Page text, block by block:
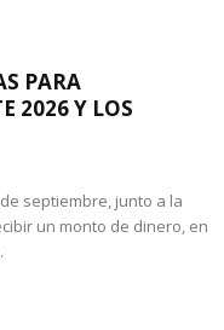
PARA
2026 Y LOS
septiembre, junto a la
un monto de dinero, en